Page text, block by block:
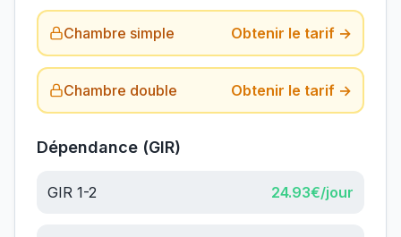
Chambre simple Obtenir le tarif →
Chambre double Obtenir le tarif →
Dépendance (GIR)
GIR 1-2 24.93€/jour